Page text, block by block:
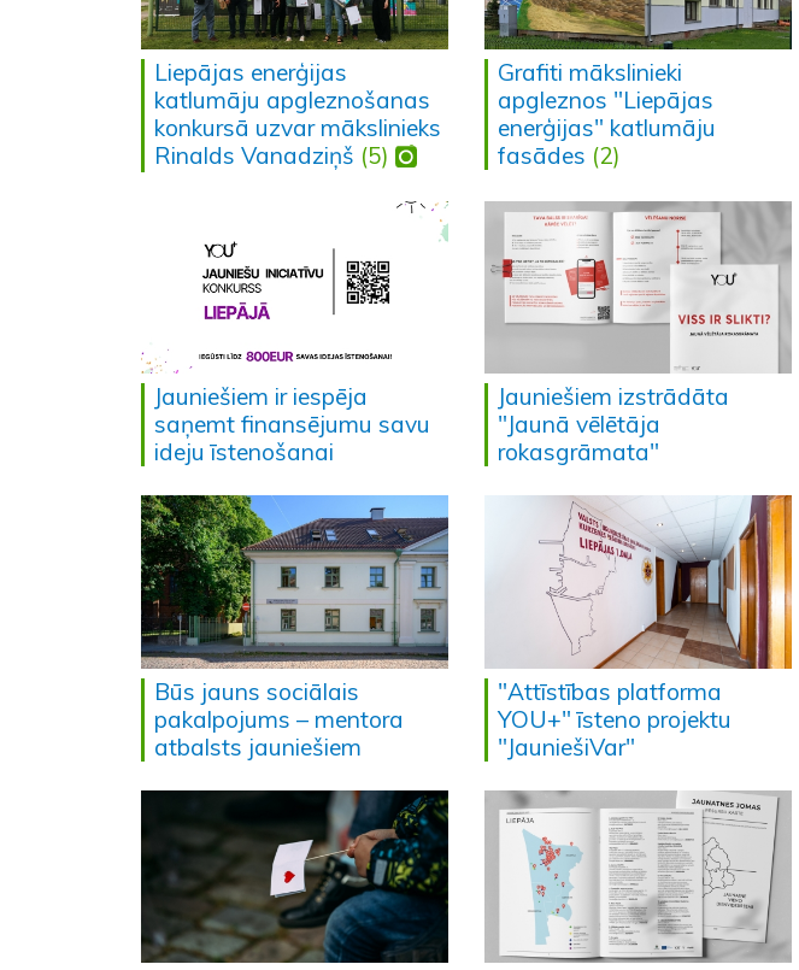
Liepājas enerģijas
katlumāju apgleznošanas
konkursā uzvar mākslinieks
Rinalds Vanadziņš (5)
Grafiti mākslinieki
apgleznos "Liepājas
enerģijas" katlumāju
fasādes (2)
Jauniešiem ir iespēja
saņemt finansējumu savu
ideju īstenošanai
Jauniešiem izstrādāta
"Jaunā vēlētāja
rokasgrāmata"
Būs jauns sociālais
pakalpojums – mentora
atbalsts jauniešiem
"Attīstības platforma
YOU+" īsteno projektu
"JauniešiVar"